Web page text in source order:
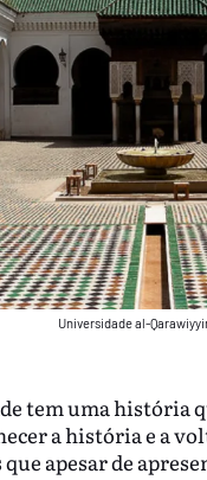
Universidade al-
tem uma história
a história e a
apesar de